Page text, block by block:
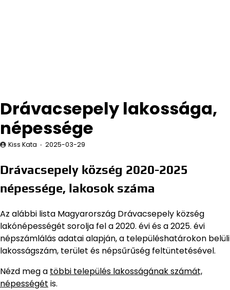
Drávacsepely lakossága,
népessége
Kiss Kata 2025-03-29
Drávacsepely község 2020-2025
népessége, lakosok száma
Az alábbi lista Magyarország Drávacsepely község
lakónépességét sorolja fel a 2020. évi és a 2025. évi
népszámlálás adatai alapján,a településhatárokon belüli
lakosságszám, terület és népsűrűség feltüntetésével.
Nézd meg a többi település lakosságának számát,
népességét is.